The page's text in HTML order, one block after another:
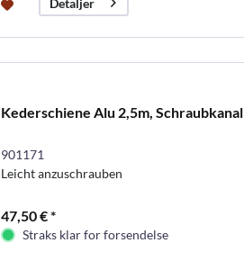
Kederschiene Alu 2,5m, Schraubkanal
901171
Leicht anzuschrauben
47,50 € *
Straks klar for forsendelse